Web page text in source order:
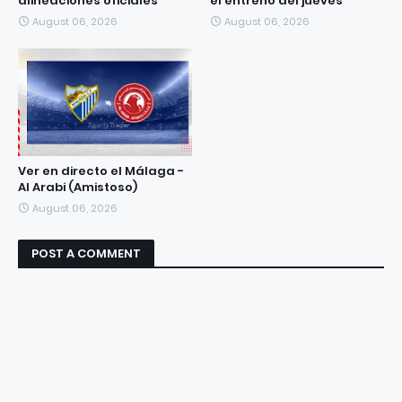
August 06, 2026 August 06, 2026
Ver en directo el Málaga -
Al Arabi (Amistoso)
August 06, 2026
POST A COMMENT